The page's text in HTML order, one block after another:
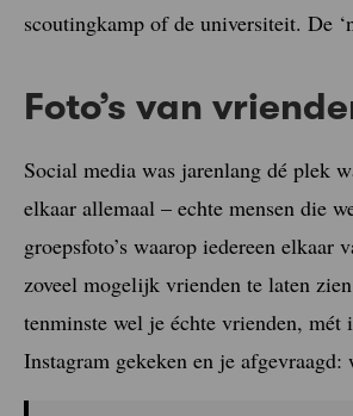
scoutingkamp of de universiteit. De
Foto’s van
Social media was jarenlang dé plek
elkaar allemaal – echte mensen die
groepsfoto’s waarop iedereen elkaar
zoveel mogelijk vrienden te laten
tenminste wel je échte vrienden,
Instagram gekeken en je